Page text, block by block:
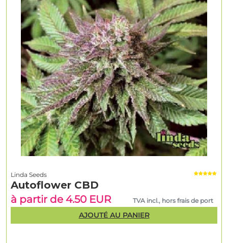
Linda Seeds
Autoflower CBD
à partir de 4.50 EUR
TVA incl., hors frais de port
AJOUTÉ AU PANIER